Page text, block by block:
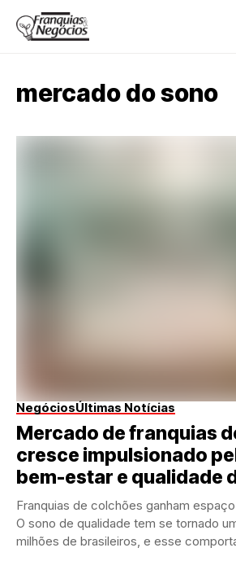
mercado do sono
NegóciosÚltimas Notícias
Mercado de franquias
cresce impulsionado
bem-estar e qualidade
Franquias de colchões ganham
O sono de qualidade tem se tornado
milhões de brasileiros, e esse